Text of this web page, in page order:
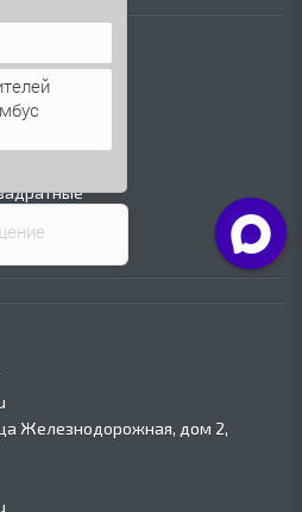
Железнодорожная, дом 2,